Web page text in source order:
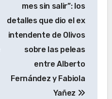
mes sin salir”: los
detalles que dio el ex
intendente de Olivos
sobre las peleas
entre Alberto
Fernández y Fabiola
Yañez